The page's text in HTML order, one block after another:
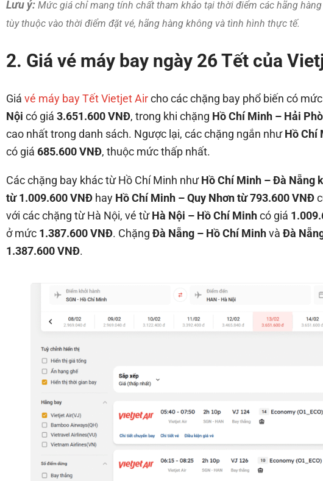
Lưu ý: Mức giá chỉ mang tính chất tham khảo tại thời điểm các hãng
tùy thuộc vào thời điểm đặt vé, hãng hàng không và tình hình thực tế.
2. Giá vé máy bay ngày 26 Tết của
Giá vé máy bay Tết Vietjet Aircho các chặng bay phổ biến có
Nội có giá 3.651.600 VNĐ, trong khi chặng Hồ Chí Minh – Hải
cao nhất trong danh sách. Ngược lại, các chặng ngắn nhưHồ Chí
có giá 685.600 VNĐ, thuộc mức thấp nhất.
Các chặng bay khác từ Hồ Chí Minh nhưHồ Chí Minh – Đà Nẵng
từ 1.009.600 VNĐ hay Hồ Chí Minh – Quy Nhơn từ 793.600 VNĐ
với các chặng từ Hà Nội, vé từHà Nội – Hồ Chí Minhcó giá
ở mức 1.387.600 VNĐ. Chặng Đà Nẵng – Hồ Chí Minhvà Đà
1.387.600 VNĐ.